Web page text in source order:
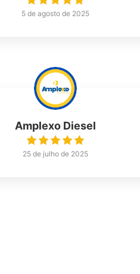
5 de agosto de 2025
Amplexo Diesel
25 de julho de 2025